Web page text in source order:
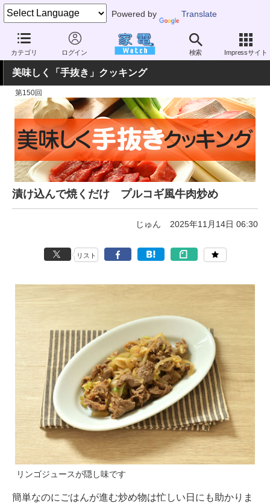
Powered by Translate
カテゴリ ログイン 検索 Impressサイト
家電 Watch 暮らし メニュー・食材 料理とコツ
美味しく「手抜き」クッキング
第150回
漬け込んで焼くだけ プルコギ風牛肉炒め
じゅん 2025年11月14日 06:30
リスト
リンゴジュースが隠し味です
簡単なのにごはんが進む炒め物は忙しい日にも助かりま